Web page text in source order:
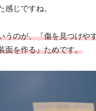
感じですね。
うのが、『傷を見つけや
面を作る』ためです。